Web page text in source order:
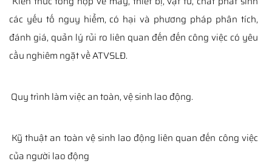
các yếu tố nguy hiểm, có hại và phương pháp phân tích,
đánh giá, quản lý rủi ro liên quan đến đến công việc có yêu
cầu nghiêm ngặt về ATVSLĐ.
Quy trình làm việc an toàn, vệ sinh lao động.
Kỹ thuật an toàn vệ sinh lao động liên quan đến công việc
của người lao động